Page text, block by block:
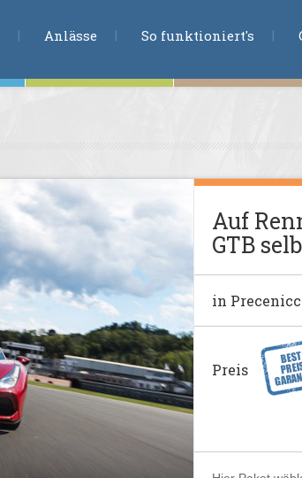
Anlässe So funktioniert's
Auf
GTB
in
Preis